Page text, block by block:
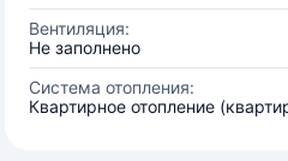
Вентиляция:
Не заполнено
Система отопления:
Квартирное отопление